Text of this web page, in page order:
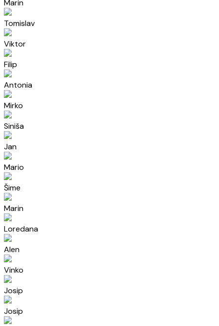
Marin
Tomislav
Viktor
Filip
Antonia
Mirko
Siniša
Jan
Mario
Šime
Marin
Loredana
Alen
Vinko
Josip
Josip